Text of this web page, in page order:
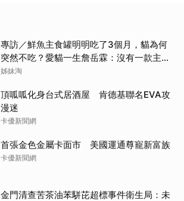
專訪／鮮魚主食罐明明吃了3個月，貓為何
突然不吃？愛貓一生詹岳霖：沒有一款主食
能保證牠永遠喜歡
姊妹淘
頂呱呱化身台式居酒屋 肯德基聯名EVA攻
漫迷
卡優新聞網
首張金色金屬卡面市 美國運通尊寵新富族
卡優新聞網
金門清查苦茶油苯駢芘超標事件衛生局：未